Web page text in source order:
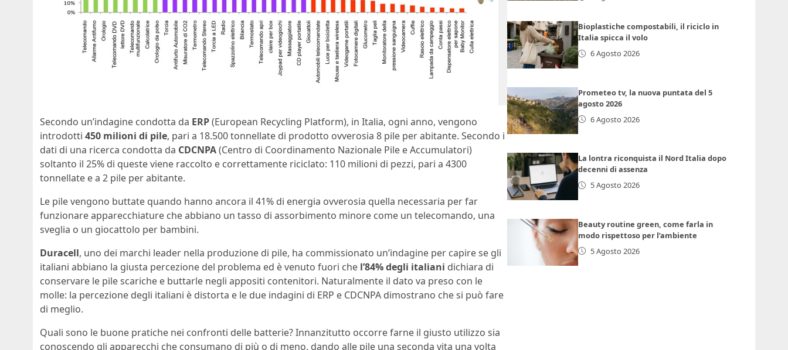
Secondo un’indagine condotta da ERP(European Recycling Platform), in Italia, ogni anno, vengono
introdotti 450 milioni di pile, pari a 18.500 tonnellate di prodotto ovverosia 8 pile per abitante. Secondo i
dati di una ricerca condotta da CDCNPA(Centro di Coordinamento Nazionale Pile e Accumulatori)
soltanto il 25% di queste viene raccolto e correttamente riciclato: 110 milioni di pezzi, pari a 4300
tonnellate e a 2 pile per abitante.
Le pile vengono buttate quando hanno ancora il 41% di energia ovverosia quella necessaria per far
funzionare apparecchiature che abbiano un tasso di assorbimento minore come un telecomando, una
sveglia o un giocattolo per bambini.
Duracell, uno dei marchi leader nella produzione di pile, ha commissionato un’indagine per capire se gli
italiani abbiano la giusta percezione del problema ed è venuto fuori che l’84% degli italiani dichiara di
conservare le pile scariche e buttarle negli appositi contenitori. Naturalmente il dato va preso con le
molle: la percezione degli italiani è distorta e le due indagini di ERP e CDCNPA dimostrano che si può fare
di meglio.
Quali sono le buone pratiche nei confronti delle batterie? Innanzitutto occorre farne il giusto utilizzo sia
conoscendo gli apparecchi che consumano di più o di meno, dando alle pile una seconda vita una volta
Bioplastiche compostabili, il riciclo in
Italia spicca il volo
6 Agosto 2026
Prometeo tv, la nuova puntata del 5
agosto 2026
6 Agosto 2026
La lontra riconquista il Nord Italia dopo
decenni di assenza
5 Agosto 2026
Beauty routine green, come farla in
modo rispettoso per l’ambiente
5 Agosto 2026